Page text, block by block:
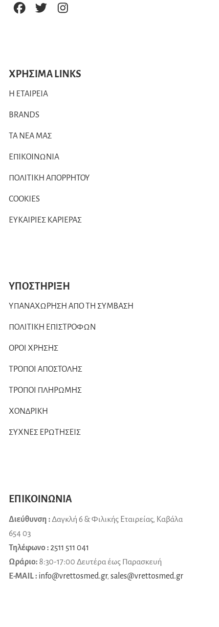
ΧΡΗΣΙΜΑ LINKS
Η ΕΤΑΙΡΕΙΑ
BRANDS
ΤΑ ΝΕΑ ΜΑΣ
ΕΠΙΚΟΙΝΩΝΙΑ
ΠΟΛΙΤΙΚΗ ΑΠΟΡΡΗΤΟΥ
COOKIES
ΕΥΚΑΙΡΙΕΣ ΚΑΡΙΕΡΑΣ
ΥΠΟΣΤΗΡΙΞΗ
ΥΠΑΝΑΧΩΡΗΣΗ ΑΠΟ ΤΗ ΣΥΜΒΑΣΗ
ΠΟΛΙΤΙΚΗ ΕΠΙΣΤΡΟΦΩΝ
ΟΡΟΙ ΧΡΗΣΗΣ
ΤΡΟΠΟΙ ΑΠΟΣΤΟΛΗΣ
ΤΡΟΠΟΙ ΠΛΗΡΩΜΗΣ
ΧΟΝΔΡΙΚΗ
ΣΥΧΝΕΣ ΕΡΩΤΗΣΕΙΣ
ΕΠΙΚΟΙΝΩΝΙΑ
Διεύθυνση :Δαγκλή 6 & Φιλικής Εταιρείας, Καβάλα
654 03
Τηλέφωνο :2511 511 041
Ωράριο: 8:30-17:00 Δευτέρα έως Παρασκευή
E-MAIL : info@vrettosmed.gr, sales@vrettosmed.gr